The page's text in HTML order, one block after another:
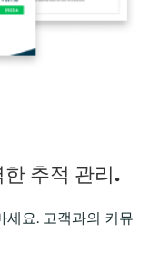
추적 관리.
요. 고객과의 커뮤